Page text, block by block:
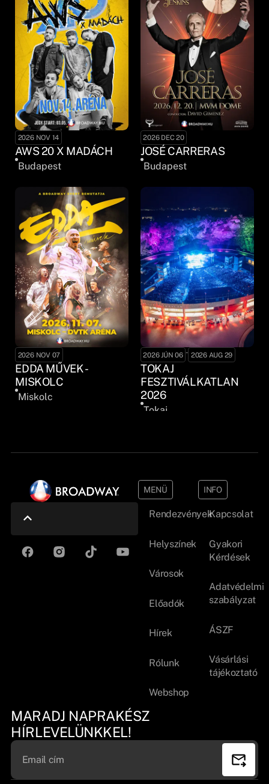
2026 NOV 14
AWS 20 X MADÁCH
Budapest
2026 DEC 20
JOSÉ CARRERAS
Budapest
2026 NOV 07
EDDA MŰVEK -
MISKOLC
Miskolc
2026 JÚN 06 - 2026 AUG 29
TOKAJ
FESZTIVÁLKATLAN
2026
Tokaj
MENÜ
Rendezvények
Helyszínek
Városok
Előadók
Hírek
Rólunk
Webshop
INFO
Kapcsolat
Gyakori
Kérdések
Adatvédelmi
szabályzat
ÁSZF
Vásárlási
tájékoztató
MARADJ NAPRAKÉSZ
HÍRLEVELÜNKKEL!